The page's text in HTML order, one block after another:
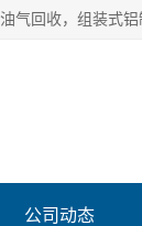
公司动态